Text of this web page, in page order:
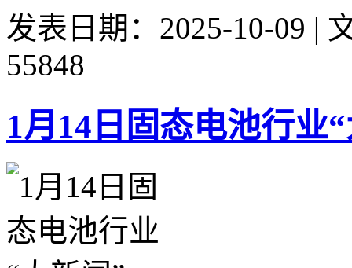
发表日期：2025-10-09 |
55848
1月14日固态电池行业